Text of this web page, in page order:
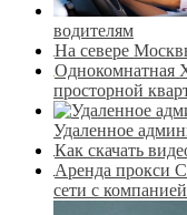
водителям
На севере
Однокомнатная
просторной
Удаленное
Как скачать
Аренда прокси
сети с